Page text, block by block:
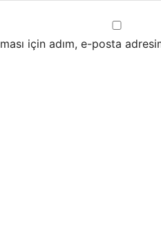
için adım, e-posta